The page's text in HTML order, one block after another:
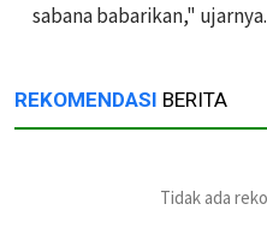
sabana babarikan," ujarnya.
REKOMENDASI BERITA
Tidak ada